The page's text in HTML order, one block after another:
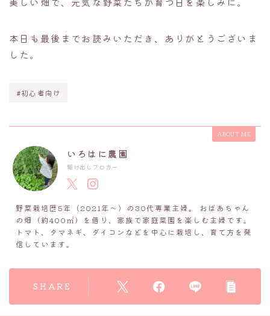
本日も最後までお読みいただき、ありがとうございま
した。
#初心者向け
ABOUT ME
いろはに農園
駆け出しブロガー
野菜栽培歴5年（2021年～）の30代専業主婦。 おばあちゃん
の畑（約400㎡）を借り、家族で家庭菜園を楽しむ主婦です。
トマト、タマネギ、ダイコンなどを中心に栽培し、育て方を発
信しています。
SHARE